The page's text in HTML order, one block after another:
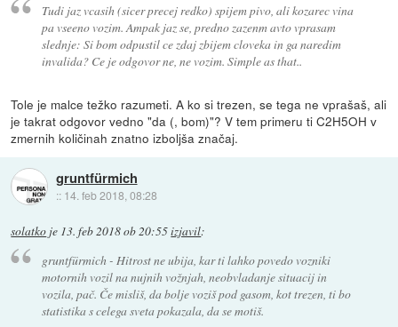
Tudi jaz vcasih (sicer precej redko) spijem pivo, ali kozarec vina
pa vseeno vozim. Ampak jaz se, predno zazenm avto vprasam
slednje: Si bom odpustil ce zdaj zbijem cloveka in ga naredim
invalida? Ce je odgovor ne, ne vozim. Simple as that..
Tole je malce težko razumeti. A ko si trezen, se tega ne vprašaš, ali
je takrat odgovor vedno "da (, bom)"? V tem primeru ti C2H5OH v
zmernih količinah znatno izboljša značaj.
gruntfürmich
:: 14. feb 2018, 08:28
solatko je 13. feb 2018 ob 20:55izjavil:
gruntfürmich - Hitrost ne ubija, kar ti lahko povedo vozniki
motornih vozil na nujnih vožnjah, neobvladanje situacij in
vozila, pač. Če misliš, da bolje voziš pod gasom, kot trezen, ti bo
statistika s celega sveta pokazala, da se motiš.